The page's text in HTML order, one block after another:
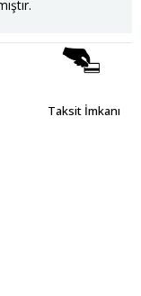
Taksit İmkanı